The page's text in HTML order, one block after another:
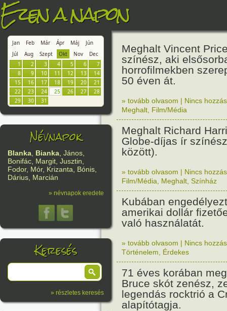
Ezen a napon
Jan Feb Már Ápr Máj
Jún
Júl
Aug Szept Okt Nov
Dec
1
2 3 4 5 6
7
8
9 10 11 12 13
14
15
16 17 18 19 20
21
22
23 24 25 26 27
28
29
30 31
Névnapok
Blanka, Bianka, János,
Bonifác, Margit, Jusztin,
Fodor, Mór, Krizanta, Bónis,
Dárius, Marcián
» névnapok eredete
Keresés
» részletes keresés
Meghalt Vincent
színész, aki
horrofilmekben
50 éven át.
» tovább olvasom | Nincs
Meghalt Film/Média
Meghalt Richard
Globe-díjas ír
között).
» tovább olvasom | Nincs
Film/Média
Meghalt Színház
Kubában
amerikai dollár
való használatát.
» tovább olvasom | Nincs
Történelem
Érdekes
71 éves korában
Bruce skót zenész,
legendás rocktrió a
alapítótagja.